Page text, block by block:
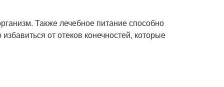
Также лечебное питание способно
от отеков конечностей, которые